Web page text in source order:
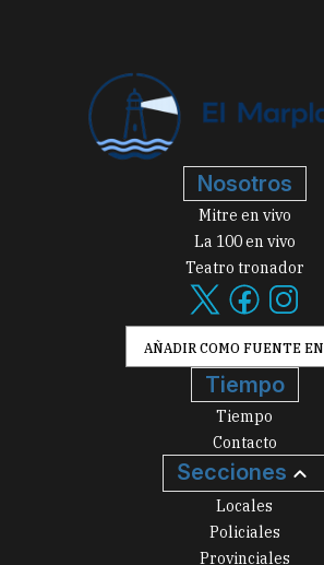
Nosotros
Mitre en vivo
La 100 en vivo
Teatro tronador
AÑADIR COMO FUENTE EN
Tiempo
Tiempo
Contacto
Secciones
Locales
Policiales
Provinciales